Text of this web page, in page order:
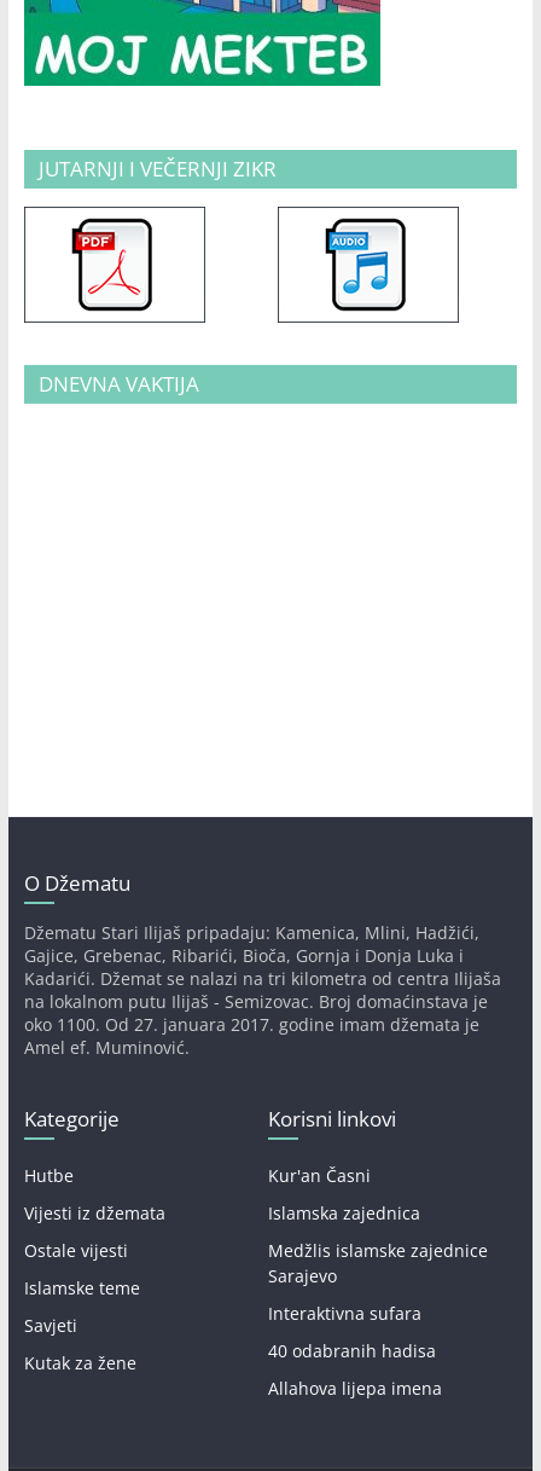
JUTARNJI I VEČERNJI ZIKR
DNEVNA VAKTIJA
O Džematu
Džematu Stari Ilijaš pripadaju: Kamenica, Mlini, Hadžići,
Gajice, Grebenac, Ribarići, Bioča, Gornja i Donja Luka i
Kadarići. Džemat se nalazi na tri kilometra od centra Ilijaša
na lokalnom putu Ilijaš - Semizovac. Broj domaćinstava je
oko 1100. Od 27. januara 2017. godine imam džemata je
Amel ef. Muminović.
Kategorije
Hutbe
Vijesti iz džemata
Ostale vijesti
Islamske teme
Savjeti
Kutak za žene
Korisni linkovi
Kur'an Časni
Islamska zajednica
Medžlis islamske zajednice
Sarajevo
Interaktivna sufara
40 odabranih hadisa
Allahova lijepa imena